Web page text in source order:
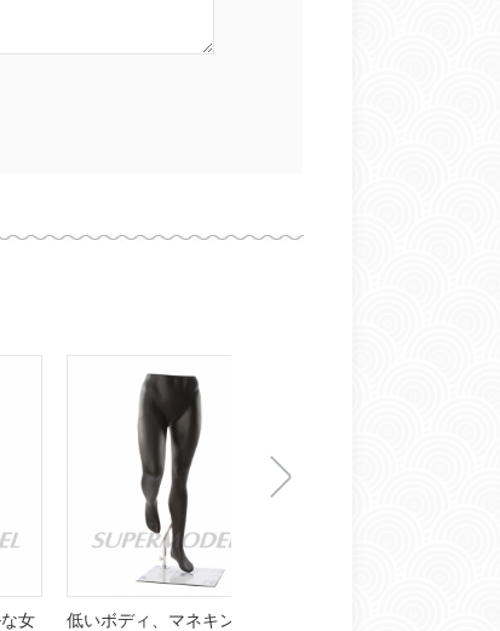
低いボディ、マネキンを